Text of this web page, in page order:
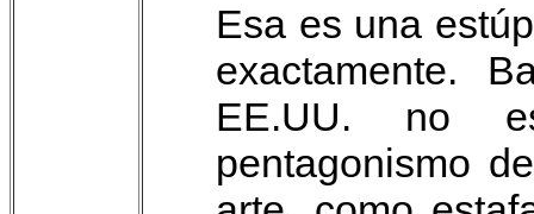
Esa es una
exactamente.
EE.UU. no
pentagonismo